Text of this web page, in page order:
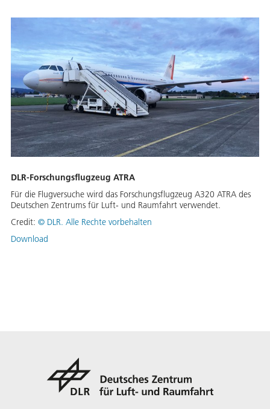
DLR-Forschungsflugzeug ATRA
Für die Flugversuche wird das Forschungsflugzeug A320 ATRA des
Deutschen Zentrums für Luft- und Raumfahrt verwendet.
Credit: © DLR. Alle Rechte vorbehalten
Download